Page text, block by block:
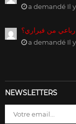
a demandé Il
من فيراري؟
a demandé Il
NEWSLETTERS